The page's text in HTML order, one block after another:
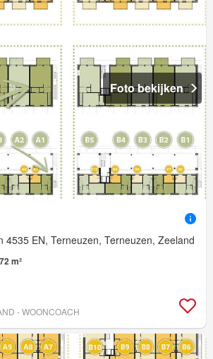
Foto bekijken
4535 EN, Terneuzen, Terneuzen, Zeeland
72 m²
- WOONCOACH